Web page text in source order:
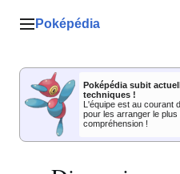
Menu principal
Poképédia
Poképédia subit
techniques !
L'équipe est au courant
pour les arranger le
compréhension !